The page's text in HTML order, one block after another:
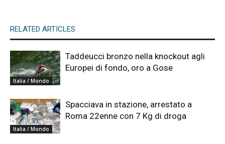
RELATED ARTICLES
Italia / Mondo
Taddeucci bronzo nella knockout agli
Europei di fondo, oro a Gose
Italia / Mondo
Spacciava in stazione, arrestato a
Roma 22enne con 7 Kg di droga